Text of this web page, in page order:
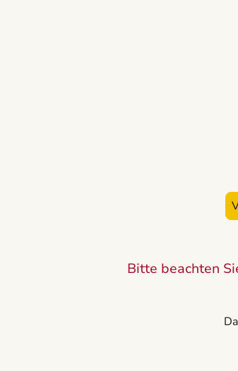
Bitte beachten